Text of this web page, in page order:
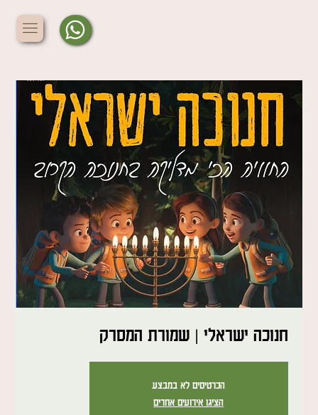
חנוכה ישראלי | שמורת המסרק
הכרטיסים לא במבצע
הציגו אירועים אחרים